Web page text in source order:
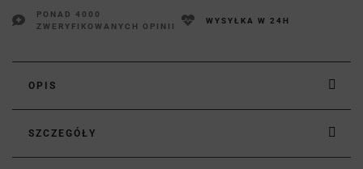
PONAD 4000
ZWERYFIKOWANYCH OPINII
WYSYŁKA W 24H
OPIS
SZCZEGÓŁY